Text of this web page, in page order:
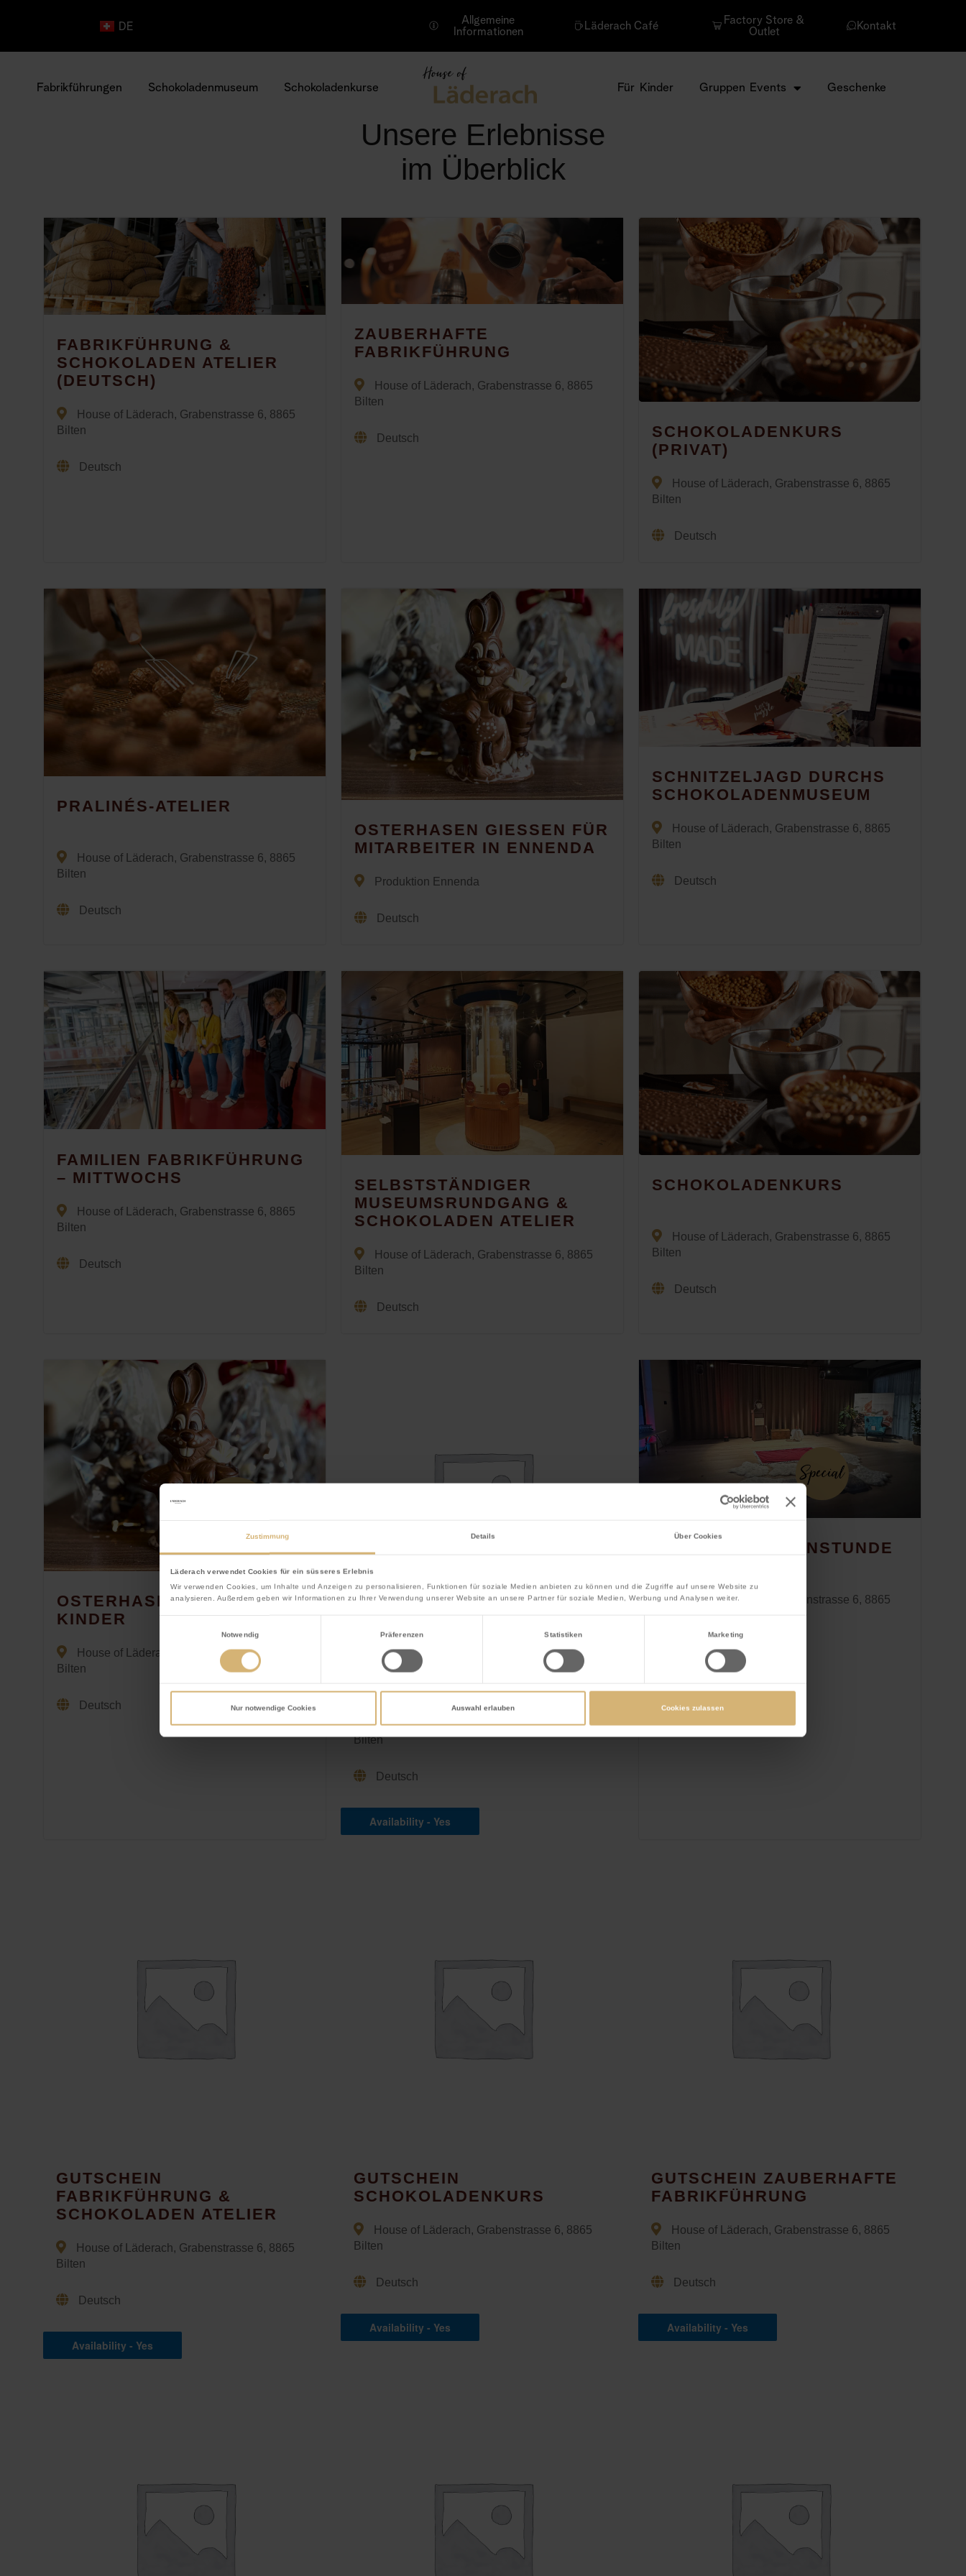
Zustimmung Details Über Cookies
Läderach verwendet Cookies für ein süsseres Erlebnis
Wir verwenden Cookies, um Inhalte und Anzeigen zu personalisieren, Funktionen für soziale Medien anbieten zu können und die Zugriffe auf unsere Website zu
analysieren. Außerdem geben wir Informationen zu Ihrer Verwendung unserer Website an unsere Partner für soziale Medien, Werbung und Analysen weiter.
Notwendig
Präferenzen Statistiken Marketing
Nur notwendige Cookies Auswahl erlauben Cookies zulassen
DE
IT
Allgemeine
Informationen
Läderach Café
Factory Store &
Outlet
Kontakt
Fabrikführungen Schokoladenmuseum Schokoladenkurse Für Kinder Gruppen Events Geschenke
Unsere Erlebnisse
im Überblick
FABRIKFÜHRUNG &
SCHOKOLADEN ATELIER
(DEUTSCH)
House of Läderach, Grabenstrasse 6, 8865
Bilten
Deutsch
ZAUBERHAFTE
FABRIKFÜHRUNG
House of Läderach, Grabenstrasse 6, 8865
Bilten
Deutsch
SCHOKOLADENKURS
(PRIVAT)
House of Läderach, Grabenstrasse 6, 8865
Bilten
Deutsch
PRALINÉS-ATELIER
House of Läderach, Grabenstrasse 6, 8865
Bilten
Deutsch
OSTERHASEN GIESSEN FÜR
MITARBEITER IN ENNENDA
Produktion Ennenda
Deutsch
SCHNITZELJAGD DURCHS
SCHOKOLADENMUSEUM
House of Läderach, Grabenstrasse 6, 8865
Bilten
Deutsch
FAMILIEN FABRIKFÜHRUNG
– MITTWOCHS
House of Läderach, Grabenstrasse 6, 8865
Bilten
Deutsch
SELBSTSTÄNDIGER
MUSEUMSRUNDGANG &
SCHOKOLADEN ATELIER
House of Läderach, Grabenstrasse 6, 8865
Bilten
Deutsch
SCHOKOLADENKURS
House of Läderach, Grabenstrasse 6, 8865
Bilten
Deutsch
OSTERHASEN GIESSEN FÜR
KINDER
House of Läderach, Grabenstrasse 6, 8865
Bilten
Deutsch
KIDS BIRTHDAY
SCHOKOLADENKURS
House of Läderach, Grabenstrasse 6, 8865
Bilten
Deutsch
Availability - Yes
KINDER-MÄRCHENSTUNDE
House of Läderach, Grabenstrasse 6, 8865
Deutsch
GUTSCHEIN
FABRIKFÜHRUNG &
SCHOKOLADEN ATELIER
House of Läderach, Grabenstrasse 6, 8865
Bilten
Deutsch
Availability - Yes
GUTSCHEIN
SCHOKOLADENKURS
House of Läderach, Grabenstrasse 6, 8865
Bilten
Deutsch
Availability - Yes
GUTSCHEIN ZAUBERHAFTE
FABRIKFÜHRUNG
House of Läderach, Grabenstrasse 6, 8865
Bilten
Deutsch
Availability - Yes